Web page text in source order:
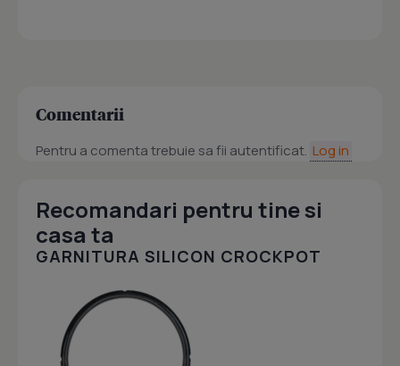
Comentarii
Pentru a comenta trebuie sa fii autentificat. Log in
Recomandari pentru tine si
casa ta
GARNITURA SILICON CROCKPOT